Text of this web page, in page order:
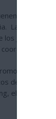
el
La
los Juegos
coordinado la
a
de los
el Centro